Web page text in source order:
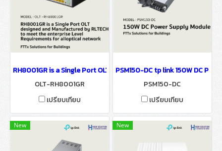
RH8001GR is a Single Port OLT designed FTTx Solutions for
OLT-RH8001GR
เปรียบเทียบ
PSM150-DC tp link 150W DC
PSM150-DC
เปรียบเทียบ
New New